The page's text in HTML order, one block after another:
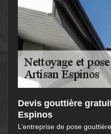
Devis gouttière
Espinos
L’entreprise de pose